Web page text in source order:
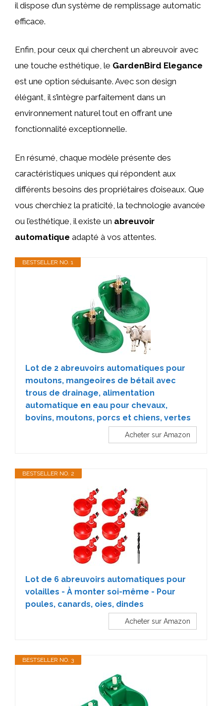
il dispose d’un système de remplissage automatic
efficace.
Enfin, pour ceux qui cherchent un abreuvoir avec
une touche esthétique, le GardenBird Elegance
est une option séduisante. Avec son design
élégant, il s’intègre parfaitement dans un
environnement naturel tout en offrant une
fonctionnalité exceptionnelle.
En résumé, chaque modèle présente des
caractéristiques uniques qui répondent aux
différents besoins des propriétaires d’oiseaux. Que
vous cherchiez la praticité, la technologie avancée
ou l’esthétique, il existe un abreuvoir
automatique adapté à vos attentes.
BESTSELLER NO. 1
Lot de 2 abreuvoirs automatiques pour
moutons, mangeoires de bétail avec
trous de drainage, alimentation
automatique en eau pour chevaux,
bovins, moutons, porcs et chiens, vertes
Acheter sur Amazon
BESTSELLER NO. 2
Lot de 6 abreuvoirs automatiques pour
volailles - À monter soi-même - Pour
poules, canards, oies, dindes
Acheter sur Amazon
BESTSELLER NO. 3